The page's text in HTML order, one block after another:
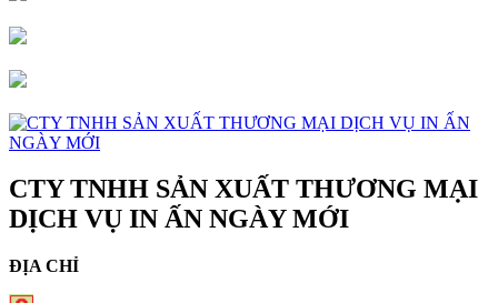
CTY TNHH SẢN XUẤT THƯƠNG MẠI
DỊCH VỤ IN ẤN NGÀY MỚI
ĐỊA CHỈ